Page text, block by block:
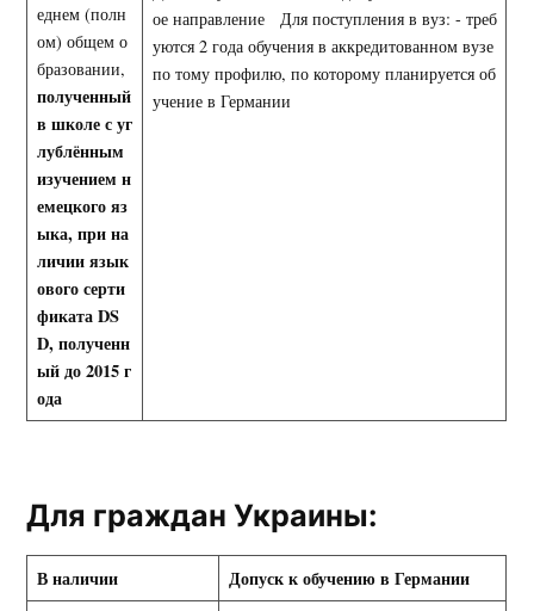
ое направление Для поступления в вуз: - треб
уются 2 года обучения в аккредитованном вузе
по тому профилю, по которому планируется об
учение в Германии
еднем (полн
ом) общем о
бразовании,
полученный
в школе суг
лублённым
изучением н
емецкого яз
ыка, при на
личии язык
ового серти
фикатаDS
D, полученн
ый до 2015 г
ода
Для граждан Украины:
В наличии Допуск к обучению в Германии